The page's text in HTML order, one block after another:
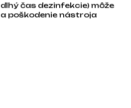
čas dezinfekcie) môže
poškodenie nástroja